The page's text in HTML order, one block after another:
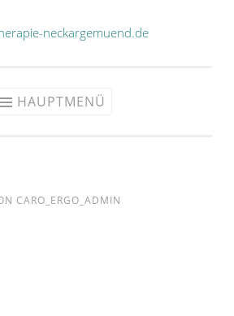
HAUPTMENÜ
CARO_ERGO_ADMIN